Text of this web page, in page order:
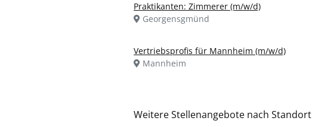
Praktikanten: Zimmerer (m/w/d)
Georgensgmünd
Vertriebsprofis für Mannheim (m/w/d)
Mannheim
Weitere Stellenangebote nach Standort